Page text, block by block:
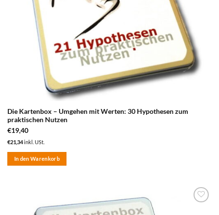
Die Kartenbox – Umgehen mit Werten: 30 Hypothesen zum
praktischen Nutzen
€19,40
€21,34inkl. USt.
In den Warenkorb